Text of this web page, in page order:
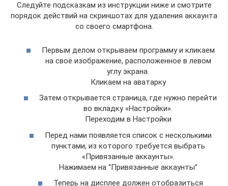
Следуйте подсказкам из инструкции ниже и смотрите
порядок действий на скриншотах для удаления аккаунта
со своего смартфона.
Первым делом открываем программу и кликаем
на своё изображение, расположенное в левом
углу экрана.
Кликаем на аватарку
Затем открывается страница, где нужно перейти
во вкладку «Настройки».
Переходим в Настройки
Перед нами появляется список с несколькими
пунктами, из которого требуется выбрать
«Привязанные аккаунты».
Нажимаем на “Привязанные аккаунты”
Теперь на дисплее должен отобразиться